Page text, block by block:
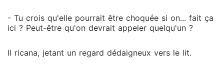
- Tu crois qu'elle pourrait être choquée si on... fait ça
ici ? Peut-être qu'on devrait appeler quelqu'un ?
Il ricana, jetant un regard dédaigneux vers le lit.